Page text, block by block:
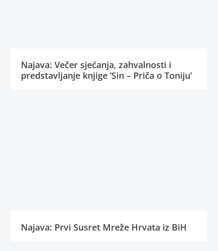
Najava: Večer sjećanja, zahvalnosti i
predstavljanje knjige ‘Sin – Priča o Toniju’
Najava: Prvi Susret Mreže Hrvata iz BiH